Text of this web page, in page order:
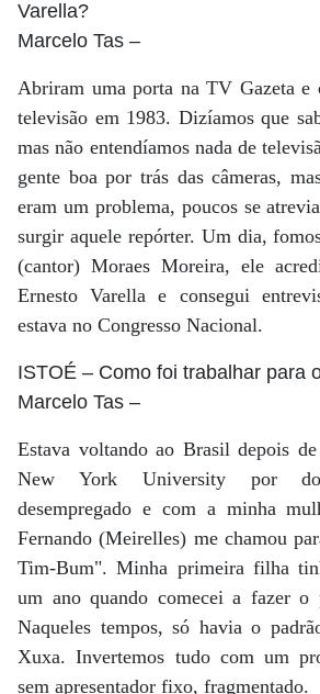
Varella?
Marcelo Tas –
Abriram uma porta na TV Gazeta e
televisão em 1983. Dizíamos que
mas não entendíamos nada de
gente boa por trás das câmeras,
eram um problema, poucos se
surgir aquele repórter. Um dia,
(cantor) Moraes Moreira, ele
Ernesto Varella e consegui
estava no Congresso Nacional.
ISTOÉ – Como foi trabalhar para
Marcelo Tas –
Estava voltando ao Brasil depois
New York University por
desempregado e com a minha
Fernando (Meirelles) me chamou
Tim-Bum". Minha primeira filha
um ano quando comecei a fazer o
Naqueles tempos, só havia o
Xuxa. Invertemos tudo com um
sem apresentador fixo, fragmentado.